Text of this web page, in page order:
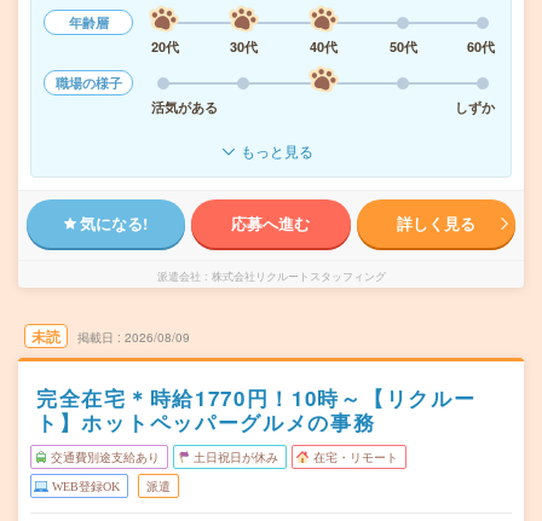
年齢層
20代
30代 40代 50代
60代
職場の様子
活気がある
しずか
もっと見る
気になる! 応募へ進む 詳しく見る
派遣会社 株式会社リクルートスタッフィング
未読 掲載日 2026/08/09
完全在宅＊時給1770円！10時～【リクルー
ト】ホットペッパーグルメの事務
交通費別途支給あり 土日祝日が休み 在宅・リモート
WEB登録OK 派遣